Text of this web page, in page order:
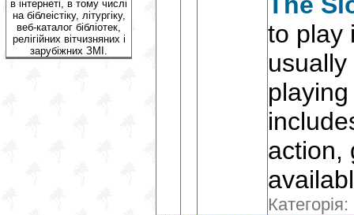
в інтернеті, в тому числі
на біблеістіку, літургіку,
веб-каталог бібліотек,
релігійних вітчизняних і
зарубіжних ЗМІ.
to play
action,
Категорія: